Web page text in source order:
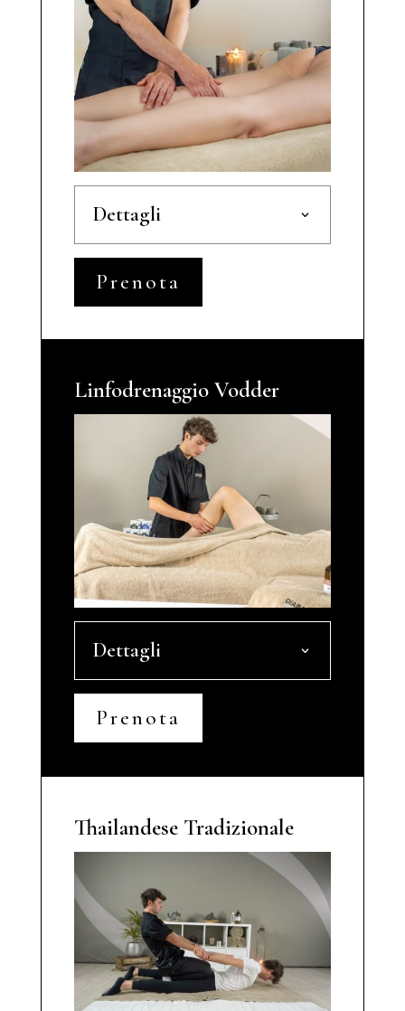
Dettagli
Prenota
Linfodrenaggio Vodder
Dettagli
Prenota
Thailandese Tradizionale